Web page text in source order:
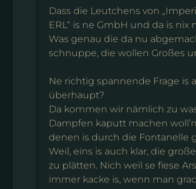
Dass die Leutchens von
ERL“ is ne GmbH und da is
Was genau die da nu
schnuppe, die wollen Großes
Ne richtig spannende Frage is
überhaupt?
Da kommen wir nämlich zu
Dampfen kaputt machen
denen is durch die Fontanelle
Weil, eins is auch klar, die
zu plätten. Nich weil se fiese
immer kacke is, wenn man